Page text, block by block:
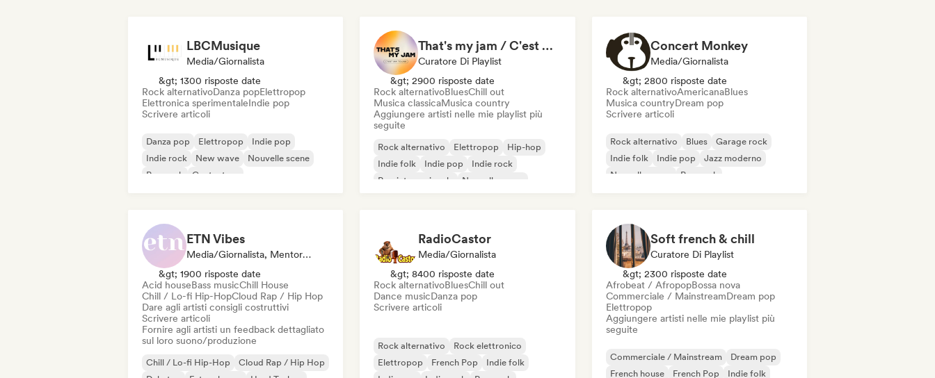
LBCMusique
Media/Giornalista
&gt; 1300 risposte date
Rock alternativoDanza popElettropop
Elettronica sperimentaleIndie pop
Scrivere articoli
Danza pop Elettropop
Indie pop
Indie rock
New wave
Nouvelle scene
Pop rock
Cantautore
That's my jam / C'est ma toune
Curatore Di Playlist
&gt; 2900 risposte date
Rock alternativoBluesChill out
Musica classicaMusica country
Aggiungere artisti nelle mie playlist più
seguite
Rock alternativo Elettropop
Hip-hop
Indie folk
Indie pop
Indie rock
Pop internazionale
Nouvelle scene
Concert Monkey
Media/Giornalista
&gt; 2800 risposte date
Rock alternativoAmericanaBlues
Musica countryDream pop
Scrivere articoli
Rock alternativo Blues
Garage rock
Indie folk
Indie pop
Jazz moderno
Nouvelle scene
Pop rock
ETN Vibes
Media/Giornalista, Mentore, Esperto Del Suono
&gt; 1900 risposte date
Acid houseBass musicChill House
Chill / Lo-fi Hip-HopCloud Rap / Hip Hop
Dare agli artisti consigli costruttivi
Scrivere articoli
Fornire agli artisti un feedback dettagliato
sul loro suono/produzione
Chill / Lo-fi Hip-Hop
Cloud Rap / Hip Hop
RadioCastor
Media/Giornalista
&gt; 8400 risposte date
Rock alternativoBluesChill out
Dance musicDanza pop
Scrivere articoli
Rock alternativo
Rock elettronico
Elettropop
French Pop
Indie folk
Soft french & chill
Curatore Di Playlist
&gt; 2300 risposte date
Afrobeat / AfropopBossa nova
Commerciale / MainstreamDream pop
Elettropop
Aggiungere artisti nelle mie playlist più
seguite
Commerciale / Mainstream
Dream pop
French house
French Pop Indie folk